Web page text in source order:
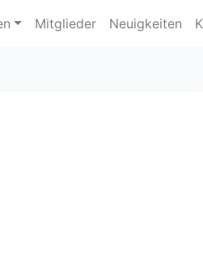
Mitglieder Neuigkeiten